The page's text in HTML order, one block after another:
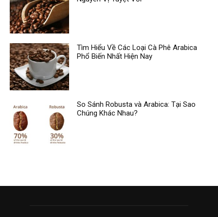
Tìm Hiểu Về Các Loại Cà Phê Arabica
Phổ Biến Nhất Hiện Nay
So Sánh Robusta và Arabica: Tại Sao
Chúng Khác Nhau?